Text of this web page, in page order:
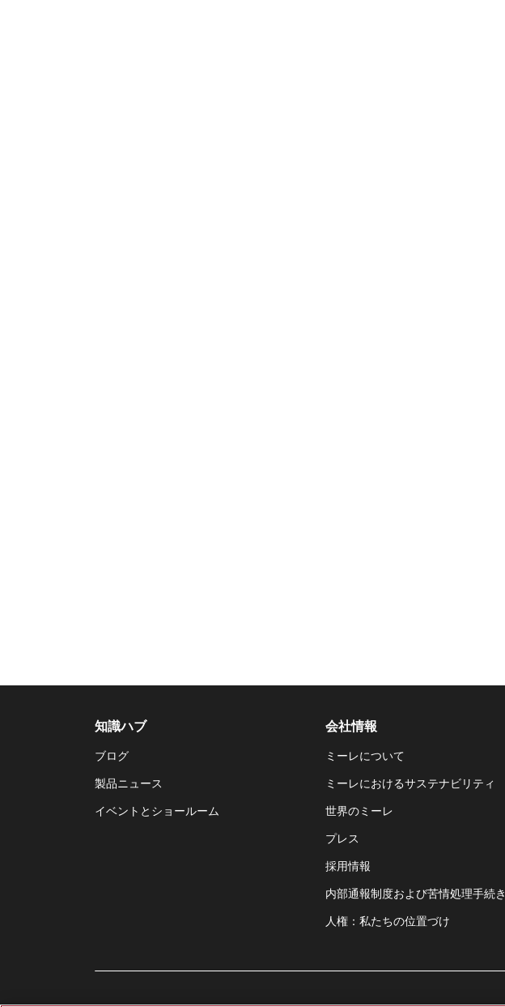
知識ハブ
ブログ
製品ニュース
イベントとショールーム
会社情報
ミーレについて
ミーレにおけるサステナビリティ
世界のミーレ
プレス
採用情報
内部通報制度および苦情処理手続き
人権：私たちの位置づけ